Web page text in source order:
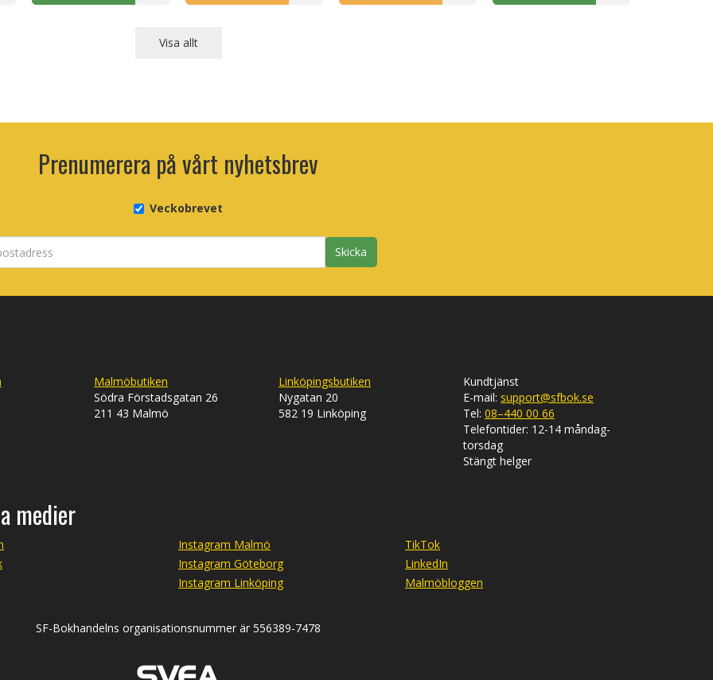
Visa allt
Prenumerera på vårt nyhetsbrev
Veckobrevet
Skicka
Malmöbutiken
Södra Förstadsgatan 26
211 43 Malmö
Linköpingsbutiken
Nygatan 20
582 19 Linköping
Kundtjänst
E-mail: support@sfbok.se
Tel: 08–440 00 66
Telefontider: 12-14 måndag-
torsdag
Stängt helger
medier
Instagram Malmö
Instagram Göteborg
Instagram Linköping
TikTok
LinkedIn
Malmöbloggen
SF-Bokhandelns organisationsnummer är 556389-7478